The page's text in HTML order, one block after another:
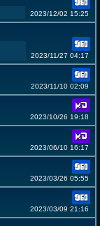
2023/12/02 15:25
2023/11/27 04:17
2023/11/10 02:09
2023/10/26 19:18
2023/06/10 16:17
2023/03/26 05:55
2023/03/09 21:16